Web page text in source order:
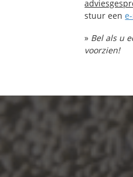
stuur een
» Bel als u
voorzien!